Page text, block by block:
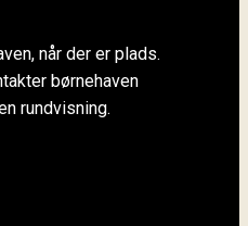
når der er plads.
børnehaven
rundvisning.